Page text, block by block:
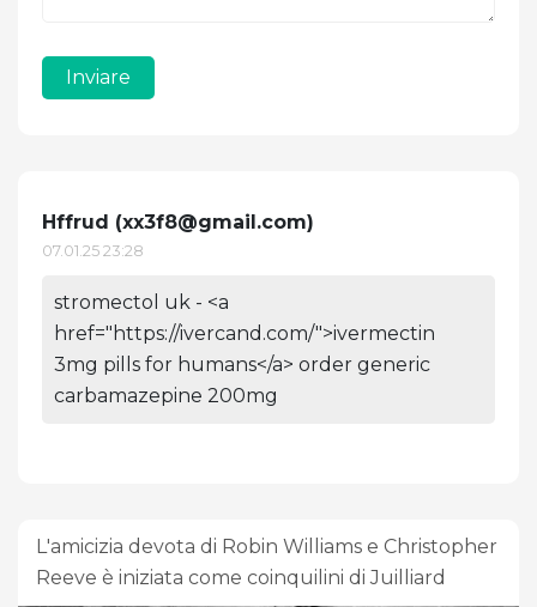
Inviare
Hffrud (xx3f8@gmail.com)
07.01.25 23:28
stromectol uk - <a
href="https://ivercand.com/">ivermectin
3mg pills for humans</a> order generic
carbamazepine 200mg
L'amicizia devota di Robin Williams e Christopher
Reeve è iniziata come coinquilini di Juilliard